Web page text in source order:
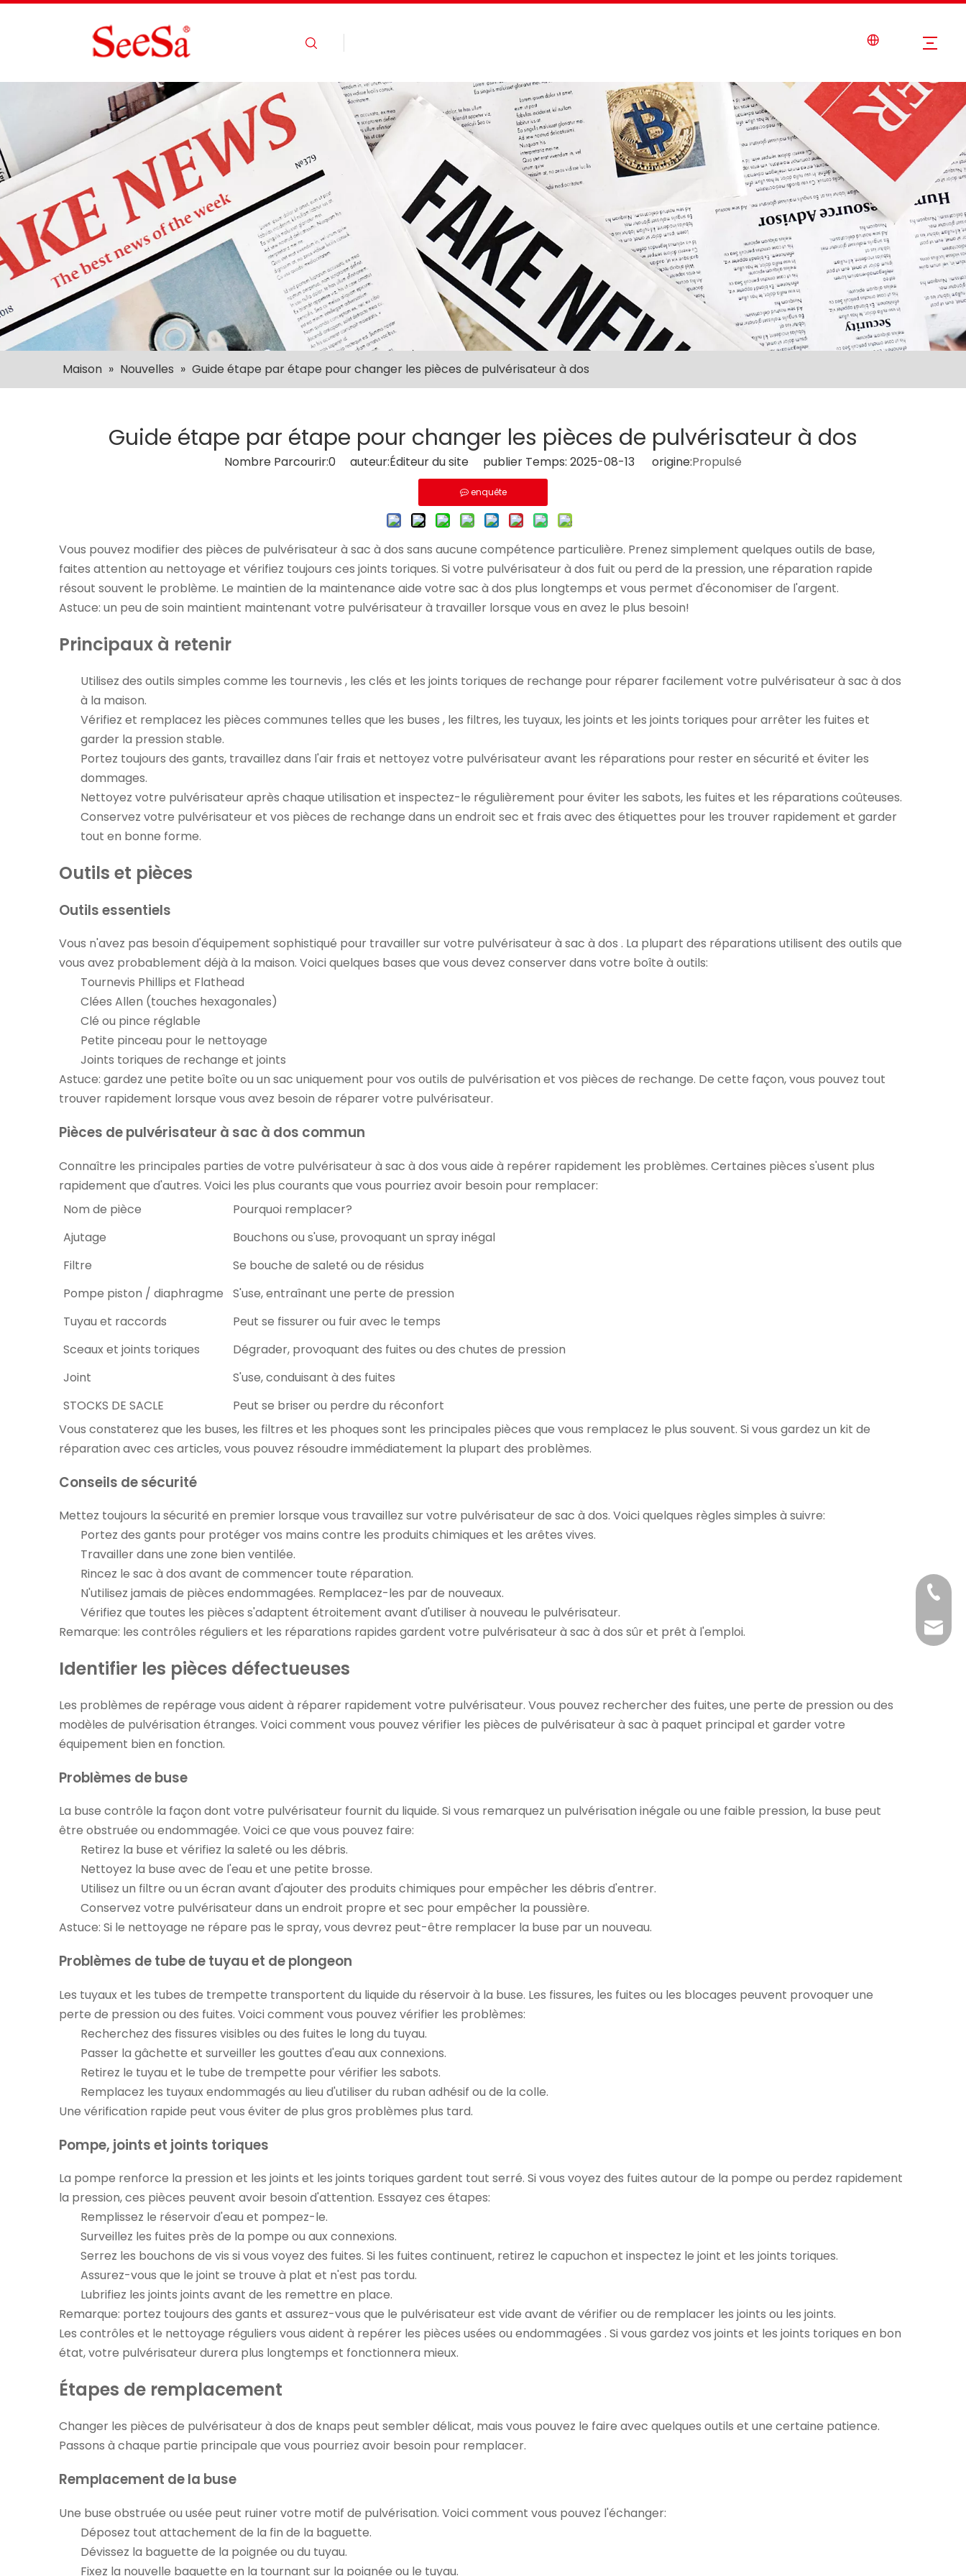
Contactez-Nous
Maison » Nouvelles » Guide étape par étape pour changer les pièces de pulvérisateur à dos
Guide étape par étape pour changer les pièces de pulvérisateur à dos
Nombre Parcourir:0 auteur:Éditeur du site publier Temps: 2025-08-13 origine:Propulsé
enquête
Vous pouvez modifier des pièces de pulvérisateur à sac à dos sans aucune compétence particulière. Prenez simplement quelques outils de base,
faites attention au nettoyage et vérifiez toujours ces joints toriques. Si votre pulvérisateur à dos fuit ou perd de la pression, une réparation rapide
résout souvent le problème. Le maintien de la maintenance aide votre sac à dos plus longtemps et vous permet d'économiser de l'argent.
Astuce: un peu de soin maintient maintenant votre pulvérisateur à travailler lorsque vous en avez le plus besoin!
Principaux à retenir
Utilisez des outils simples comme les tournevis , les clés et les joints toriques de rechange pour réparer facilement votre pulvérisateur à sac à dos
à la maison.
Vérifiez et remplacez les pièces communes telles que les buses , les filtres, les tuyaux, les joints et les joints toriques pour arrêter les fuites et
garder la pression stable.
Portez toujours des gants, travaillez dans l'air frais et nettoyez votre pulvérisateur avant les réparations pour rester en sécurité et éviter les
dommages.
Nettoyez votre pulvérisateur après chaque utilisation et inspectez-le régulièrement pour éviter les sabots, les fuites et les réparations coûteuses.
Conservez votre pulvérisateur et vos pièces de rechange dans un endroit sec et frais avec des étiquettes pour les trouver rapidement et garder
tout en bonne forme.
Outils et pièces
Outils essentiels
Vous n'avez pas besoin d'équipement sophistiqué pour travailler sur votre pulvérisateur à sac à dos . La plupart des réparations utilisent des outils que
vous avez probablement déjà à la maison. Voici quelques bases que vous devez conserver dans votre boîte à outils:
Tournevis Phillips et Flathead
Clées Allen (touches hexagonales)
Clé ou pince réglable
Petite pinceau pour le nettoyage
Joints toriques de rechange et joints
Astuce: gardez une petite boîte ou un sac uniquement pour vos outils de pulvérisation et vos pièces de rechange. De cette façon, vous pouvez tout
trouver rapidement lorsque vous avez besoin de réparer votre pulvérisateur.
Pièces de pulvérisateur à sac à dos commun
Connaître les principales parties de votre pulvérisateur à sac à dos vous aide à repérer rapidement les problèmes. Certaines pièces s'usent plus
rapidement que d'autres. Voici les plus courants que vous pourriez avoir besoin pour remplacer:
Nom de pièce
Pourquoi remplacer?
Ajutage
Bouchons ou s'use, provoquant un spray inégal
Filtre
Se bouche de saleté ou de résidus
Pompe piston / diaphragme
S'use, entraînant une perte de pression
Tuyau et raccords
Peut se fissurer ou fuir avec le temps
Sceaux et joints toriques
Dégrader, provoquant des fuites ou des chutes de pression
Joint
S'use, conduisant à des fuites
STOCKS DE SACLE
Peut se briser ou perdre du réconfort
Vous constaterez que les buses, les filtres et les phoques sont les principales pièces que vous remplacez le plus souvent. Si vous gardez un kit de
réparation avec ces articles, vous pouvez résoudre immédiatement la plupart des problèmes.
Conseils de sécurité
Mettez toujours la sécurité en premier lorsque vous travaillez sur votre pulvérisateur de sac à dos. Voici quelques règles simples à suivre:
Portez des gants pour protéger vos mains contre les produits chimiques et les arêtes vives.
Travailler dans une zone bien ventilée.
Rincez le sac à dos avant de commencer toute réparation.
N'utilisez jamais de pièces endommagées. Remplacez-les par de nouveaux.
Vérifiez que toutes les pièces s'adaptent étroitement avant d'utiliser à nouveau le pulvérisateur.
Remarque: les contrôles réguliers et les réparations rapides gardent votre pulvérisateur à sac à dos sûr et prêt à l'emploi.
Identifier les pièces défectueuses
Les problèmes de repérage vous aident à réparer rapidement votre pulvérisateur. Vous pouvez rechercher des fuites, une perte de pression ou des
modèles de pulvérisation étranges. Voici comment vous pouvez vérifier les pièces de pulvérisateur à sac à paquet principalet garder votre
équipement bien en fonction.
Problèmes de buse
La buse contrôle la façon dont votre pulvérisateur fournit du liquide. Si vous remarquez un pulvérisation inégale ou une faible pression, la buse peut
être obstruée ou endommagée. Voici ce que vous pouvez faire:
Retirez la buse et vérifiez la saleté ou les débris.
Nettoyez la buse avec de l'eau et une petite brosse.
Utilisez un filtre ou un écran avant d'ajouter des produits chimiques pour empêcher les débris d'entrer.
Conservez votre pulvérisateur dans un endroit propre et sec pour empêcher la poussière.
Astuce: Si le nettoyage ne répare pas le spray, vous devrez peut-être remplacer la buse par un nouveau.
Problèmes de tube de tuyau et de plongeon
Les tuyaux et les tubes de trempette transportent du liquide du réservoir à la buse. Les fissures, les fuites ou les blocages peuvent provoquer une
perte de pression ou des fuites. Voici comment vous pouvez vérifier les problèmes:
Recherchez des fissures visibles ou des fuites le long du tuyau.
Passer la gâchette et surveiller les gouttes d'eau aux connexions.
Retirez le tuyau et le tube de trempette pour vérifier les sabots.
Remplacez les tuyaux endommagés au lieu d'utiliser du ruban adhésif ou de la colle.
Une vérification rapide peut vous éviter de plus gros problèmes plus tard.
Pompe, joints et joints toriques
La pompe renforce la pression et les joints et les joints toriques gardent tout serré. Si vous voyez des fuites autour de la pompe ou perdez rapidement
la pression, ces pièces peuvent avoir besoin d'attention. Essayez ces étapes:
Remplissez le réservoir d'eau et pompez-le.
Surveillez les fuites près de la pompe ou aux connexions.
Serrez les bouchons de vis si vous voyez des fuites. Si les fuites continuent, retirez le capuchon et inspectez le joint et les joints toriques.
Assurez-vous que le joint se trouve à plat et n'est pas tordu.
Lubrifiez les joints joints avant de les remettre en place.
Remarque: portez toujours des gants et assurez-vous que le pulvérisateur est vide avant de vérifier ou de remplacer les joints ou les joints.
Les contrôles et le nettoyage réguliers vous aident à repérer les pièces usées ou endommagées . Si vous gardez vos joints et les joints toriques en bon
état, votre pulvérisateur durera plus longtemps et fonctionnera mieux.
Étapes de remplacement
Changer les pièces de pulvérisateur à dos de knaps peut sembler délicat, mais vous pouvez le faire avec quelques outils et une certaine patience.
Passons à chaque partie principale que vous pourriez avoir besoin pour remplacer.
Remplacement de la buse
Une buse obstruée ou usée peut ruiner votre motif de pulvérisation. Voici comment vous pouvez l'échanger:
Déposez tout attachement de la fin de la baguette.
Dévissez la baguette de la poignée ou du tuyau.
Fixez la nouvelle baguette en la tournant sur la poignée ou le tuyau.
+86-